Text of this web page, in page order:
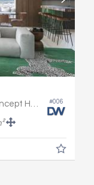
#006
Apartamento no Edifício L’atelier Concept Homes